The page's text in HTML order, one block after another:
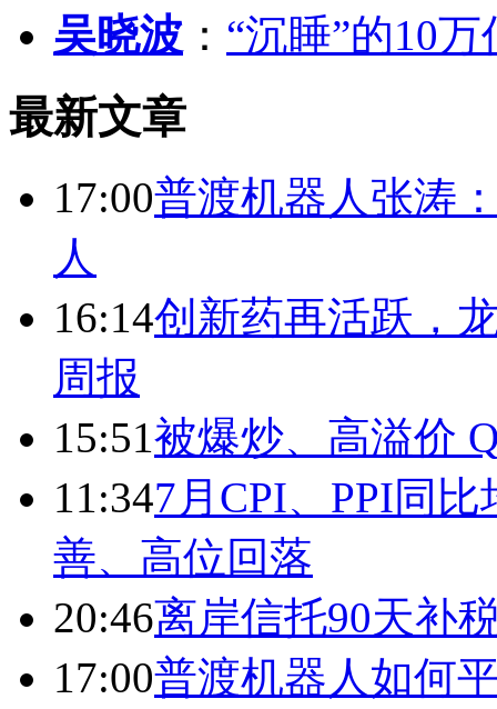
吴晓波 ： “沉睡”的10
最新文章
17:00普渡机器人张涛
人
16:14创新药再活跃，
周报
15:51被爆炒、高溢价
11:347月CPI、PPI同
善、高位回落
20:46离岸信托90天补
17:00普渡机器人如何